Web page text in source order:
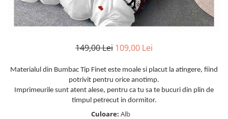
Cearceaf cu elastic
Cearceaf normal
Cearceaf normal
Bumbac Satinat 3D
Cearceaf cu elastic 4 piese
Persoana
Bumbac Tip Finet 5D In Relief - 1
Cearceaf cu elastic 4 piese
Cearceaf normal 4 piese
Set Lenjerie + Draperii 1 Persoana
Lenjerii Bumbac 100% - 1 Persoana
Paturi Cocolino Pentru Copii
Huse De Pat Damasc
Huse De Pat Damasc - 140x200cm
Huse De Pat Damasc - 180x200cm
Cearceaf Pat + Fețe De Pernă
Huse De Pat Catifea / Topper
Huse De Pat Catifea / Topper -
149,00 Lei 109,00 Lei
Materialul din Bumbac Tip Finet este moale si placut la atingere, fiind
potrivit pentru orice anotimp.
Imprimeurile sunt atent alese, pentru ca tu sa te bucuri din plin de
timpul petrecut in dormitor.
Culoare: Alb